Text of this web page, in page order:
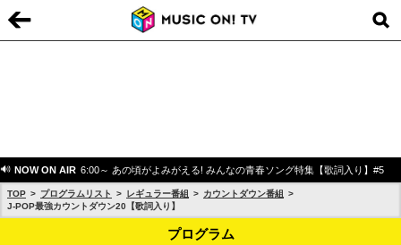
NOW ON AIR 6:00～ あの頃がよみがえる! みんなの青春ソング特集【歌詞入り】#5
TOP プログラムリスト レギュラー番組
カウントダウン番組
J-POP最強カウントダウン20【歌詞入り】
プログラム